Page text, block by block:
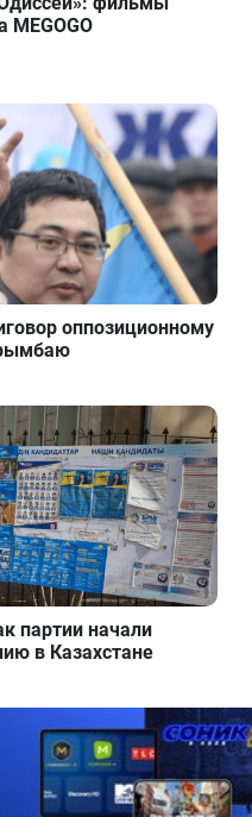
MEGOGO
оппозиционному
партии начали
в Казахстане